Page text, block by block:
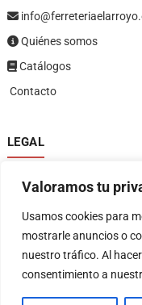
Valoramos tu
Usamos cookies para
mostrarle anuncios o
nuestro tráfico. Al
consentimiento a
Quiénes somos
Catálogos
Contacto
LEGAL
Política de privacidad
Política de devoluciones y
Términos y condiciones